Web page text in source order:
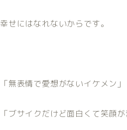
幸せにはなれないからです。
「無表情で愛想がないイケメン」
「ブサイクだけど面白くて笑顔が